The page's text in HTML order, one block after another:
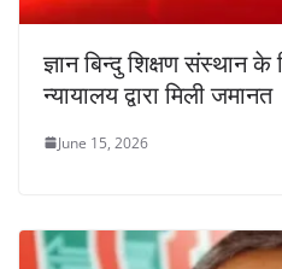
ज्ञान बिन्दु शिक्षण
न्यायालय द्वारा मिली जमानत
June 15, 2026